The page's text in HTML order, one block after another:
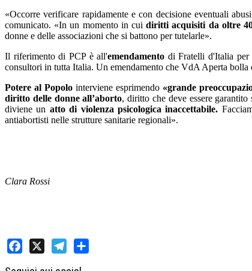
«Occorre verificare rapidamente e con decisione eventuali
comunicato. «In un momento in cuidiritti acquisiti da oltre 40
donne e delle associazioni che si battono per tutelarle».
Il riferimento di PCP è all'emendamento di Fratelli d'Italia per
consultori in tutta Italia. Un emendamento che VdA Aperta bolla
Potere al Popolo interviene esprimendo «grande
diritto delle donne all’aborto, diritto che deve essere
diviene un atto di violenza psicologica inaccettabile.
antiabortisti nelle strutture sanitarie regionali».
Clara Rossi